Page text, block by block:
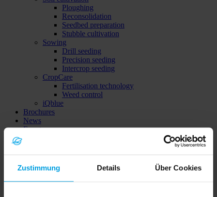
Zustimmung Details Über Cookies
Ploughing
Reconsolidation
Seedbed preparation
Stubble cultivation
Sowing
Drill seeding
Precision seeding
Intercrop seeding
CropCare
Fertilisation technology
Weed control
iQblue
Brochures
News
Events
iQblue Go CCI.Maps Dealerlocator Global (DE)